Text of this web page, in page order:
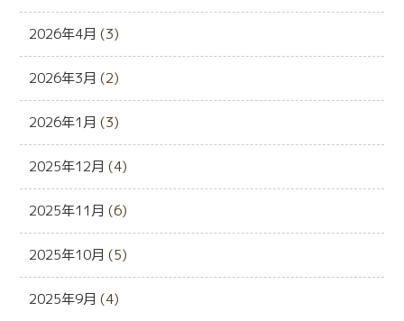
2026年4月 (3)
2026年3月 (2)
2026年1月 (3)
2025年12月 (4)
2025年11月 (6)
2025年10月 (5)
2025年9月 (4)